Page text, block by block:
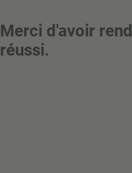
Merci d'avoir
réussi.